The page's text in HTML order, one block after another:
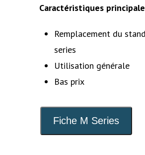
Caractéristiques
Remplacement du
series
Utilisation générale
Bas prix
Fiche M Series